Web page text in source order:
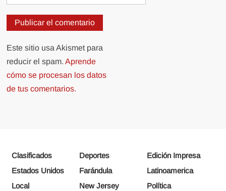
Este sitio usa Akismet para
reducir el spam.Aprende
cómo se procesan los datos
de tus comentarios.
Clasificados Deportes
Edición Impresa
Estados Unidos
Farándula
Latinoamerica
Local
New Jersey Política